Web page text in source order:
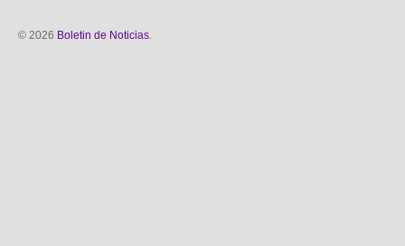
© 2026 Boletin de Noticias.